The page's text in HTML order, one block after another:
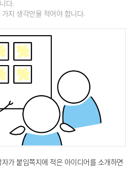
다.
지 생각만을 적어야 합니다.
가 붙임쪽지에 적은 아이디어를 소개하면